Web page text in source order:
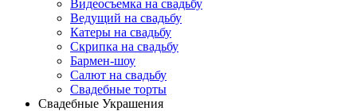
Видеосъемка на свадьбу
Ведущий на свадьбу
Катеры на свадьбу
Скрипка на свадьбу
Бармен-шоу
Салют на свадьбу
Свадебные торты
Свадебные Украшения